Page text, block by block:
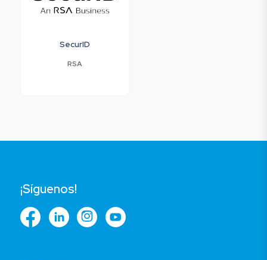
SecurID
RSA
¡Síguenos!